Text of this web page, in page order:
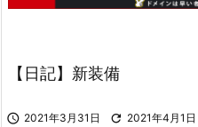
【日記】新装備
 2021年3月31日  2021年4月1日